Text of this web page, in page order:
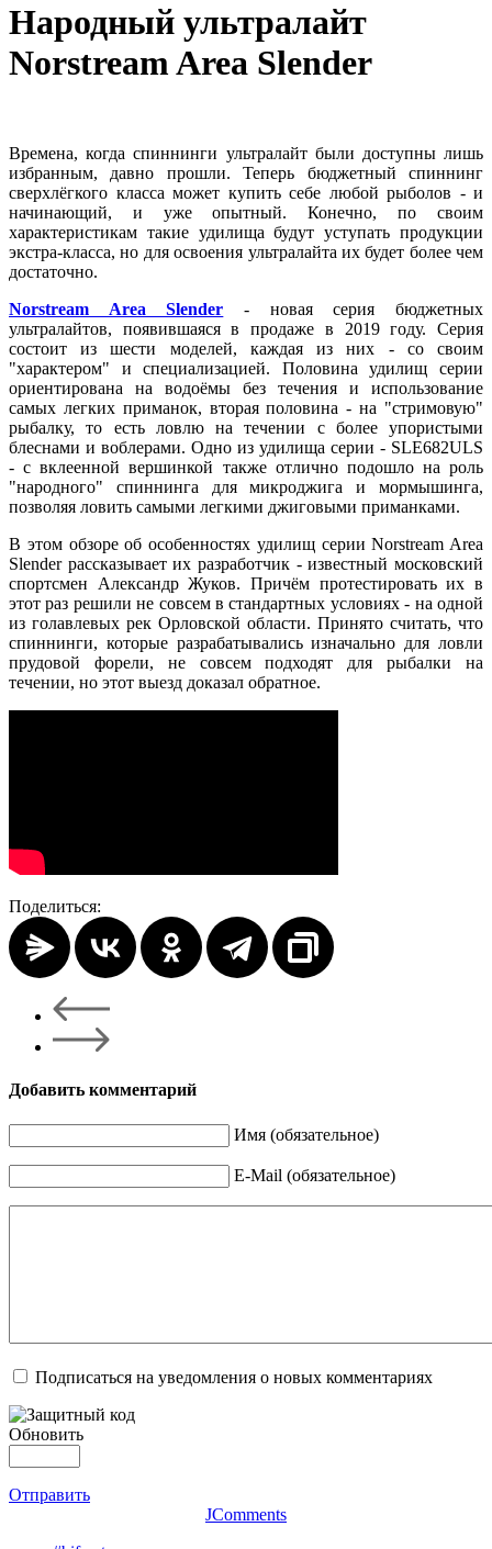
Народный ультралайт
Norstream Area Slender
Времена, когда спиннинги ультралайт были доступны лишь
избранным, давно прошли. Теперь бюджетный спиннинг
сверхлёгкого класса может купить себе любой рыболов - и
начинающий, и уже опытный. Конечно, по своим
характеристикам такие удилища будут уступать продукции
экстра-класса, но для освоения ультралайта их будет более чем
достаточно.
Norstream Area Slender - новая серия бюджетных
ультралайтов, появившаяся в продаже в 2019 году. Серия
состоит из шести моделей, каждая из них - со своим
"характером" и специализацией. Половина удилищ серии
ориентирована на водоёмы без течения и использование
самых легких приманок, вторая половина - на "стримовую"
рыбалку, то есть ловлю на течении с более упористыми
блеснами и воблерами. Одно из удилища серии - SLE682ULS
- с вклеенной вершинкой также отлично подошло на роль
"народного" спиннинга для микроджига и мормышинга,
позволяя ловить самыми легкими джиговыми приманками.
В этом обзоре об особенностях удилищ серии Norstream Area
Slender рассказывает их разработчик - известный московский
спортсмен Александр Жуков. Причём протестировать их в
этот раз решили не совсем в стандартных условиях - на одной
из голавлевых рек Орловской области. Принято считать, что
спиннинги, которые разрабатывались изначально для ловли
прудовой форели, не совсем подходят для рыбалки на
течении, но этот выезд доказал обратное.
Поделиться:
Добавить комментарий
Имя (обязательное)
E-Mail (обязательное)
Подписаться на уведомления о новых комментариях
Обновить
Отправить
JComments